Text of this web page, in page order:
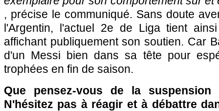
, précise le communiqué. Sans doute
l'Argentin, l'actuel 2e de Liga tient
affichant publiquement son soutien. Car
d'un Messi bien dans sa tête pour
trophées en fin de saison.
Que pensez-vous de la
N'hésitez pas à réagir et à débattre